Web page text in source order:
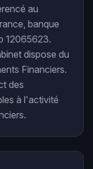
au
banque
12065623.
dispose du
Financiers.
des
à l'activité